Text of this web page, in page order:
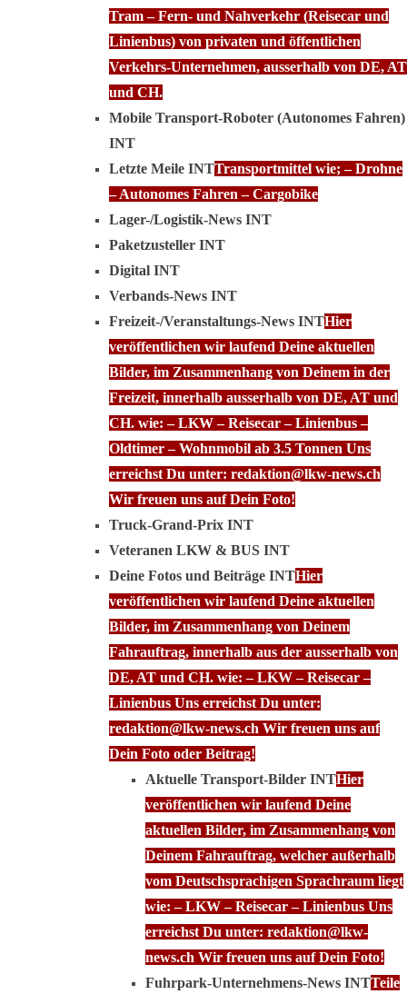
Tram – Fern- und Nahverkehr (Reisecar und
Linienbus) von privaten und öffentlichen
Verkehrs-Unternehmen, ausserhalb von DE, AT
und CH.
Mobile Transport-Roboter (Autonomes Fahren)
INT
Letzte Meile INTTransportmittel wie; – Drohne
– Autonomes Fahren – Cargobike
Lager-/Logistik-News INT
Paketzusteller INT
Digital INT
Verbands-News INT
Freizeit-/Veranstaltungs-News INTHier
veröffentlichen wir laufend Deine aktuellen
Bilder, im Zusammenhang von Deinem in der
Freizeit, innerhalb ausserhalb von DE, AT und
CH. wie: – LKW – Reisecar – Linienbus –
Oldtimer – Wohnmobil ab 3.5 Tonnen Uns
erreichst Du unter: redaktion@lkw-news.ch
Wir freuen uns auf Dein Foto!
Truck-Grand-Prix INT
Veteranen LKW & BUS INT
Deine Fotos und Beiträge INTHier
veröffentlichen wir laufend Deine aktuellen
Bilder, im Zusammenhang von Deinem
Fahrauftrag, innerhalb aus der ausserhalb von
DE, AT und CH. wie: – LKW – Reisecar –
Linienbus Uns erreichst Du unter:
redaktion@lkw-news.ch Wir freuen uns auf
Dein Foto oder Beitrag!
Aktuelle Transport-Bilder INTHier
veröffentlichen wir laufend Deine
aktuellen Bilder, im Zusammenhang von
Deinem Fahrauftrag, welcher außerhalb
vom Deutschsprachigen Sprachraum liegt
wie: – LKW – Reisecar – Linienbus Uns
erreichst Du unter: redaktion@lkw-
news.ch Wir freuen uns auf Dein Foto!
Fuhrpark-Unternehmens-News INTTeile